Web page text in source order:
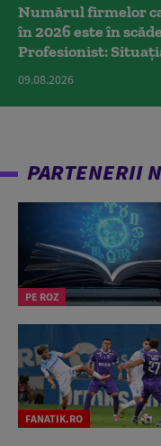
Numărul firmelor
în 2026 este în
Profesionist:
09.08.2026
PARTENERII
PE ROZ
FANATIK.RO